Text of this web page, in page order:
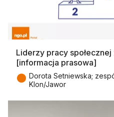
Liderzy pracy
[informacja prasowa]
● Dorota Setniewska;
Klon/Jawor